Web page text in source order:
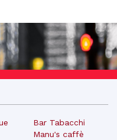
Bar Tabacchi
Manu's caffè